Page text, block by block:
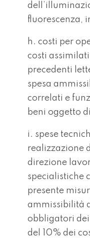
fluorescenza,
h. costi per
costi
precedenti
spesa
correlati e
beni oggetto
i. spese
realizzazione
direzione
specialistiche
presente
ammissibilità
obbligatori
del 10% dei